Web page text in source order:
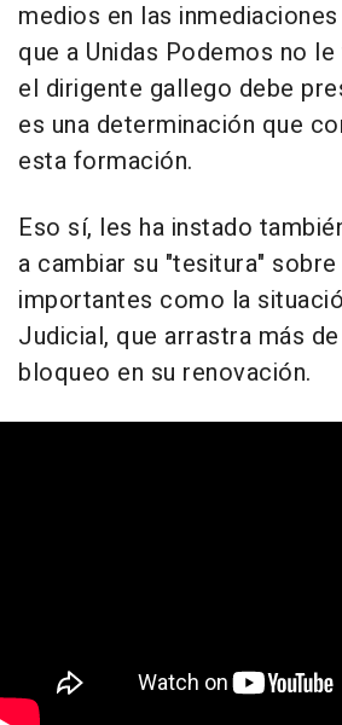
medios en las
que a Unidas Podemos no
el dirigente gallego debe
es una determinación que
esta formación.
Eso sí, les ha instado
a cambiar su "tesitura"
importantes como la
Judicial, que arrastra más
bloqueo en su renovación.